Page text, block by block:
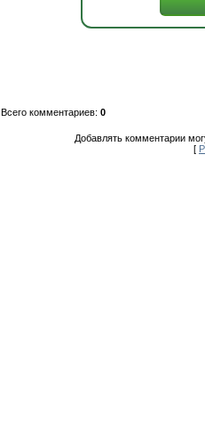
Всего комментариев: 0
Добавлять комментарии
[